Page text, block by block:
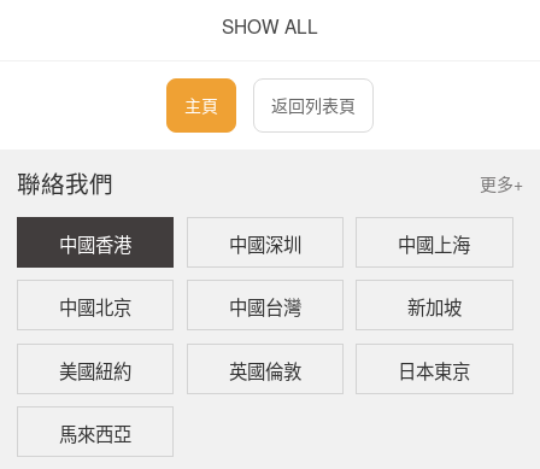
療養(補償)等補助主要包括「療養補助」及「療養
療養補助：遭受工傷的勞動者可以在工傷醫
院或其他指定的醫療機構、藥局，免費接受
治療或領取藥物。
療養費用支付：遭受工傷的勞動者在附近無
工傷醫院或其他指定醫療機構、藥局時，被
迫前往非指定的醫院、醫療機構、藥局接受
治療或領取藥物，之後可報銷治療或藥物費
用。
SHOW ALL
主頁 返回列表頁
更多+
聯絡我們
中國香港 中國深圳 中國上海
中國北京 中國台灣 新加坡
美國紐約 英國倫敦 日本東京
馬來西亞